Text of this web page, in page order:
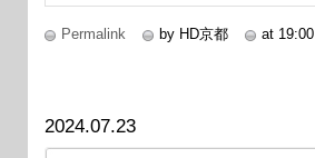
Permalink by HD京都 at 19:00
2024.07.23